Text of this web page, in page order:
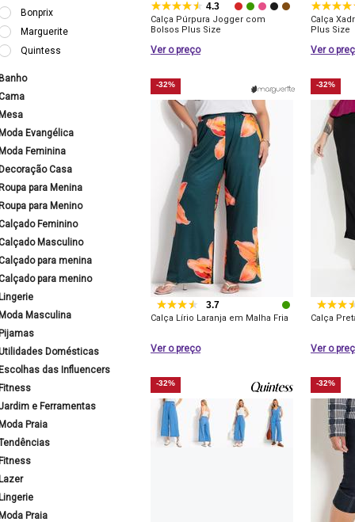
Bonprix
Marguerite
Quintess
Evangélica
Feminina
Casa
para Menina
para Menino
Feminino
Masculino
para menina
para menino
Masculina
Domésticas
das Influencers
e Ferramentas
Praia
Praia
4.3
Calça Púrpura Jogger com
Bolsos Plus Size
Ver o preço
Calça
Plus Size
Ver o
-32%
3.7
Calça Lírio Laranja em Malha Fria
Ver o preço
-32%
Calça
Ver o
-32% -32%